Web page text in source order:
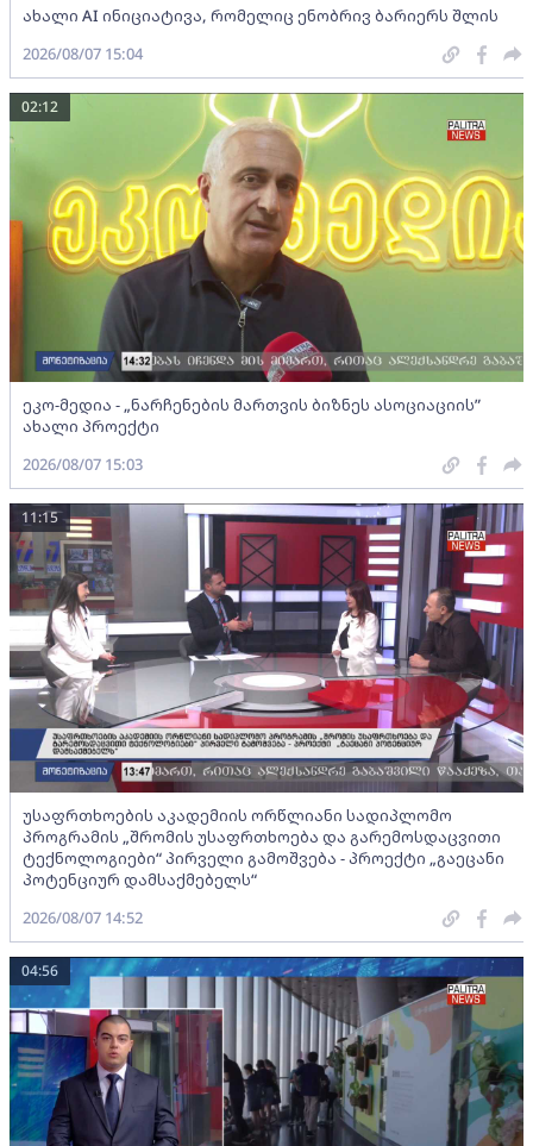
ახალი AI ინიციატივა, რომელიც ენობრივ ბარიერს შლის
2026/08/07 15:04
ეკო-მედია - „ნარჩენების მართვის ბიზნეს ასოციაციის”
ახალი პროექტი
02:12
2026/08/07 15:03
უსაფრთხოების აკადემიის ორწლიანი სადიპლომო
პროგრამის „შრომის უსაფრთხოება და გარემოსდაცვითი
ტექნოლოგიები“ პირველი გამოშვება - პროექტი „გაეცანი
პოტენციურ დამსაქმებელს“
11:15
2026/08/07 14:52
04:56